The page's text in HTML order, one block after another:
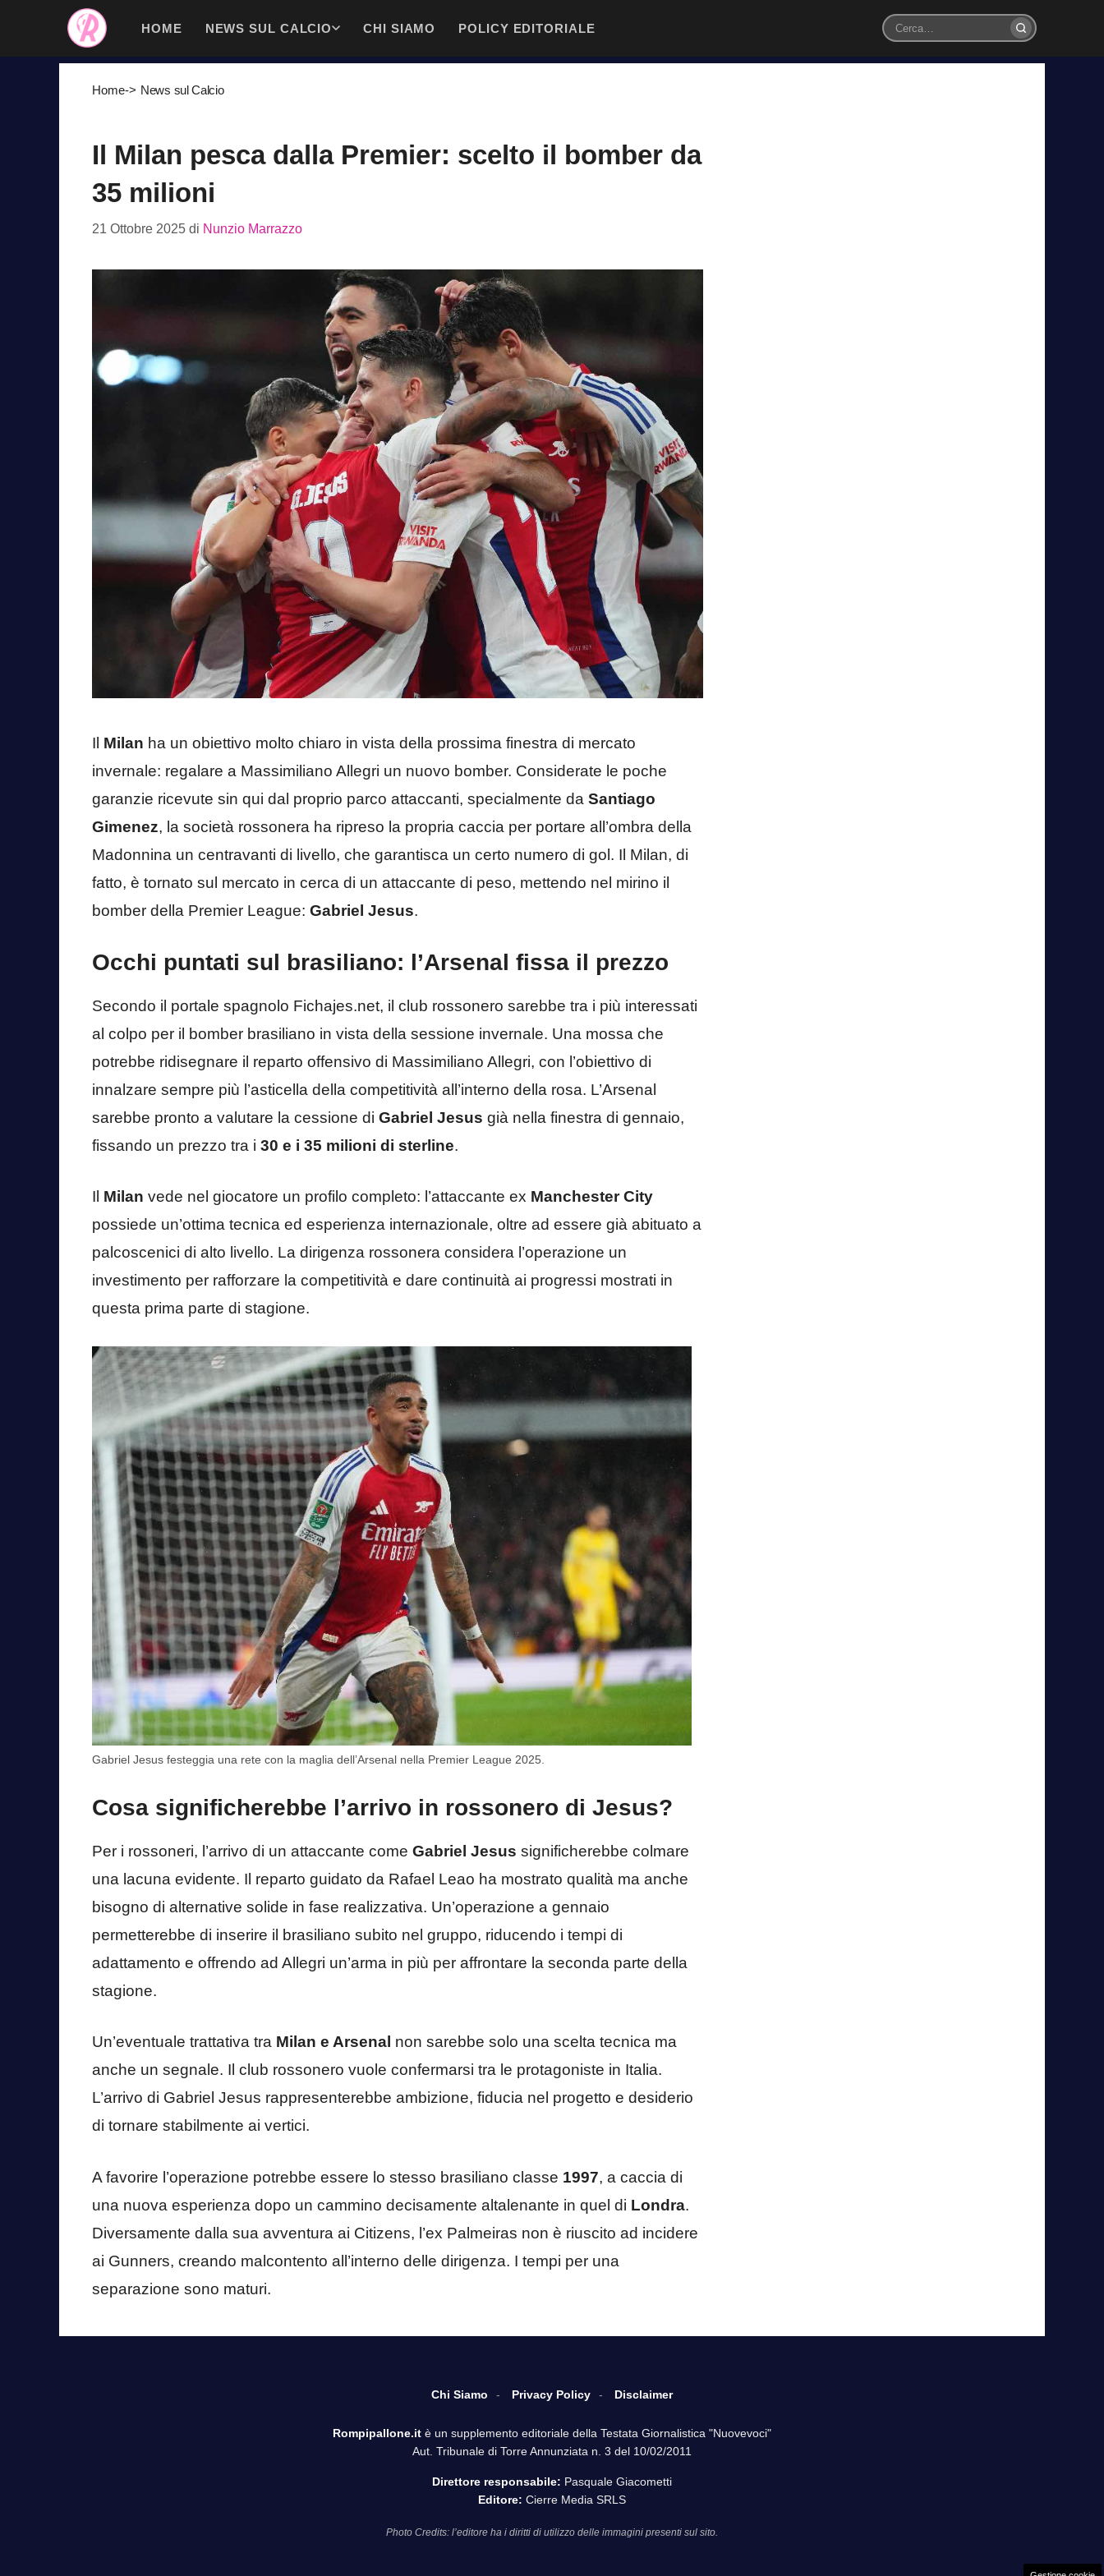
contenuto
HOME NEWS SUL CALCIO CHI SIAMO POLICY EDITORIALE
Cerca
Home-> News sul Calcio
Il Milan pesca dalla Premier: scelto il bomber da
35 milioni
21 Ottobre 2025 di Nunzio Marrazzo
Il Milan ha un obiettivo molto chiaro in vista della prossima finestra di mercato
invernale: regalare a Massimiliano Allegri un nuovo bomber. Considerate le poche
garanzie ricevute sin qui dal proprio parco attaccanti, specialmente da Santiago
Gimenez, la società rossonera ha ripreso la propria caccia per portare all’ombra della
Madonnina un centravanti di livello, che garantisca un certo numero di gol. Il Milan, di
fatto, è tornato sul mercato in cerca di un attaccante di peso, mettendo nel mirino il
bomber della Premier League: Gabriel Jesus.
Occhi puntati sul brasiliano: l’Arsenal fissa il prezzo
Secondo il portale spagnolo Fichajes.net, il club rossonero sarebbe tra i più interessati
al colpo per il bomber brasiliano in vista della sessione invernale. Una mossa che
potrebbe ridisegnare il reparto offensivo di Massimiliano Allegri, con l’obiettivo di
innalzare sempre più l’asticella della competitività all’interno della rosa. L’Arsenal
sarebbe pronto a valutare la cessione di Gabriel Jesus già nella finestra di gennaio,
fissando un prezzo tra i 30 e i 35 milioni di sterline.
Il Milan vede nel giocatore un profilo completo: l’attaccante ex Manchester City
possiede un’ottima tecnica ed esperienza internazionale, oltre ad essere già abituato a
palcoscenici di alto livello. La dirigenza rossonera considera l’operazione un
investimento per rafforzare la competitività e dare continuità ai progressi mostrati in
questa prima parte di stagione.
Gabriel Jesus festeggia una rete con la maglia dell’Arsenal nella Premier League 2025.
Cosa significherebbe l’arrivo in rossonero di Jesus?
Per i rossoneri, l’arrivo di un attaccante come Gabriel Jesus significherebbe colmare
una lacuna evidente. Il reparto guidato da Rafael Leao ha mostrato qualità ma anche
bisogno di alternative solide in fase realizzativa. Un’operazione a gennaio
permetterebbe di inserire il brasiliano subito nel gruppo, riducendo i tempi di
adattamento e offrendo ad Allegri un’arma in più per affrontare la seconda parte della
stagione.
Un’eventuale trattativa tra Milan e Arsenal non sarebbe solo una scelta tecnica ma
anche un segnale. Il club rossonero vuole confermarsi tra le protagoniste in Italia.
L’arrivo di Gabriel Jesus rappresenterebbe ambizione, fiducia nel progetto e desiderio
di tornare stabilmente ai vertici.
A favorire l’operazione potrebbe essere lo stesso brasiliano classe 1997, a caccia di
una nuova esperienza dopo un cammino decisamente altalenante in quel di Londra.
Diversamente dalla sua avventura ai Citizens, l’ex Palmeiras non è riuscito ad incidere
ai Gunners, creando malcontento all’interno delle dirigenza. I tempi per una
separazione sono maturi.
Chi Siamo Privacy Policy Disclaimer
Rompipallone.it è un supplemento editoriale della Testata Giornalistica "Nuovevoci"
Aut. Tribunale di Torre Annunziata n. 3 del 10/02/2011
Direttore responsabile: Pasquale Giacometti
Editore: Cierre Media SRLS
Photo Credits: l’editore ha i diritti di utilizzo delle immagini presenti sul sito.